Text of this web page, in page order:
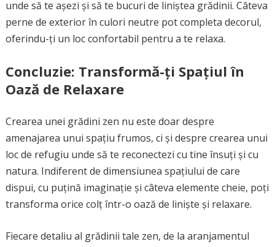
unde să te așezi și să te bucuri de liniștea grădinii. Câteva
perne de exterior în culori neutre pot completa decorul,
oferindu-ți un loc confortabil pentru a te relaxa.
Concluzie: Transformă-ți Spațiul în
Oază de Relaxare
Crearea unei grădini zen nu este doar despre
amenajarea unui spațiu frumos, ci și despre crearea unui
loc de refugiu unde să te reconectezi cu tine însuți și cu
natura. Indiferent de dimensiunea spațiului de care
dispui, cu puțină imaginație și câteva elemente cheie, poți
transforma orice colț într-o oază de liniște și relaxare.
Fiecare detaliu al grădinii tale zen, de la aranjamentul